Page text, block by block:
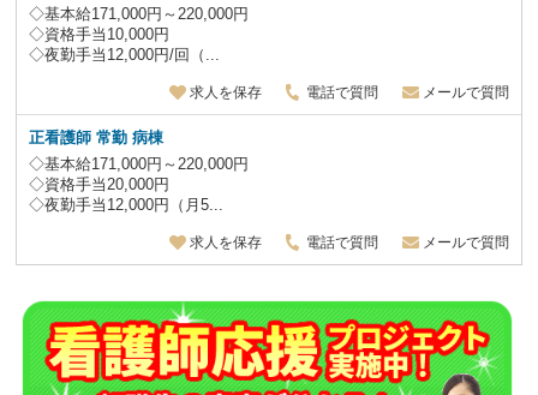
◇基本給171,000円～220,000円
◇資格手当10,000円
◇夜勤手当12,000円/回（...
求人を保存 電話で質問 メールで質問
正看護師 常勤 病棟
◇基本給171,000円～220,000円
◇資格手当20,000円
◇夜勤手当12,000円（月5...
求人を保存 電話で質問 メールで質問